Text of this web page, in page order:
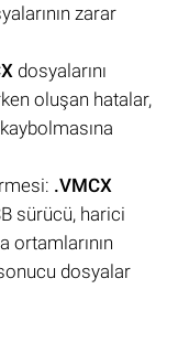
zarar
dosyalarını
oluşan hatalar,
.VMCX
sürücü, harici
ortamlarının
dosyalar